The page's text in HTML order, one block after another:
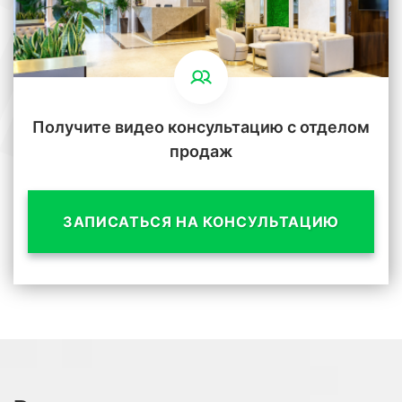
Получите видео консультацию с отделом
продаж
ЗАПИСАТЬСЯ НА КОНСУЛЬТАЦИЮ